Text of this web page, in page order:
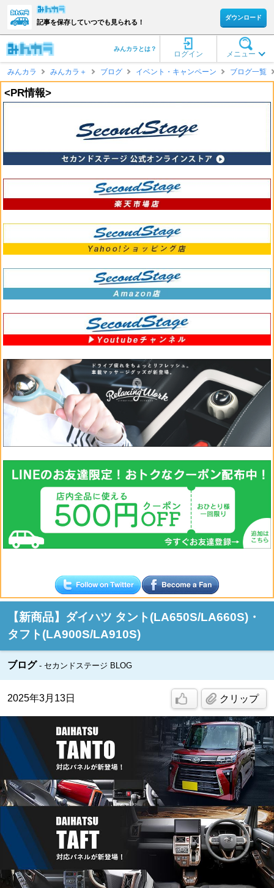
記事を保存していつでも見られる！
ダウンロード
メニュー
ログイン
みんカラとは？
みんカラ みんカラ＋ ブログ イベント・キャンペーン ブログ一覧
<PR情報>
【新商品】ダイハツ タント(LA650S/LA660S)・
タフト(LA900S/LA910S)
ブログ セカンドステージ BLOG
2025年3月13日 クリップ